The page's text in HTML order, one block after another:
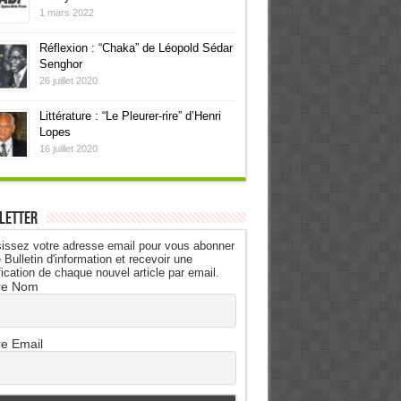
1 mars 2022
Réflexion : “Chaka” de Léopold Sédar
Senghor
26 juillet 2020
Littérature : “Le Pleurer-rire” d’Henri
Lopes
16 juillet 2020
votre adresse email pour vous abonner
Bulletin d'information et recevoir une
de chaque nouvel article par email.
Nom
Email